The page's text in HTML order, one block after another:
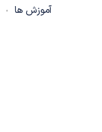
آموزش ها